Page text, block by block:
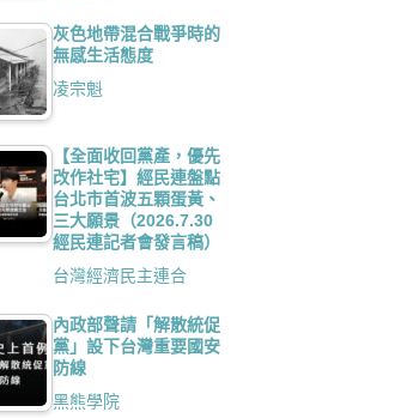
灰色地帶混合戰爭時的
無感生活態度
凌宗魁
【全面收回黨產，優先
改作社宅】經民連盤點
台北市首波五顆蛋黃、
三大願景（2026.7.30
經民連記者會發言稿）
台灣經濟民主連合
內政部聲請「解散統促
黨」設下台灣重要國安
防線
黑熊學院